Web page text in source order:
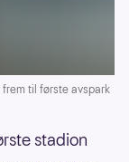
frem til første avspark
stadion